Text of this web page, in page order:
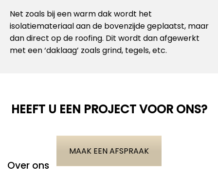
Net zoals bij een warm dak wordt het
isolatiemateriaal aan de bovenzijde geplaatst, maar
dan direct op de roofing. Dit wordt dan afgewerkt
met een ‘daklaag’ zoals grind, tegels, etc.
HEEFT U EEN PROJECT VOOR ONS?
MAAK EEN AFSPRAAK
Over ons